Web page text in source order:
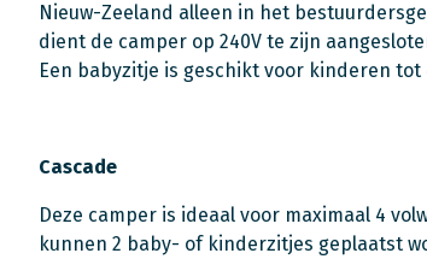
Nieuw-Zeeland alleen in het
dient de camper op 240V te zijn
Een babyzitje is geschikt voor kinderen
Cascade
Deze camper is ideaal voor maximaal 4
kunnen 2 baby- of kinderzitjes geplaatst